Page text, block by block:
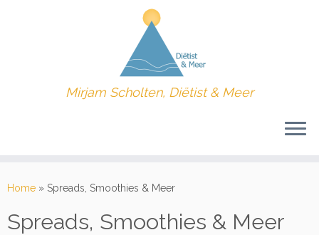
naar
Mirjam Scholten, Diëtist & Meer
Home » Spreads, Smoothies & Meer
Spreads, Smoothies & Meer